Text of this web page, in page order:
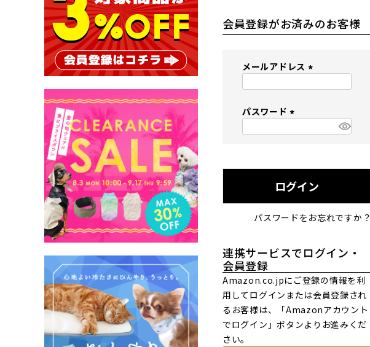
会員登録がお済みのお客様
メールアドレス
パスワード
)
ログイン
パスワードをお忘れですか？
連携サービスでログイン・
会員登録
Amazon.co.jpにご登録の情報を利
用してログインまたは会員登録され
るお客様は、「Amazonアカウント
でログイン」ボタンよりお進みくだ
さい。